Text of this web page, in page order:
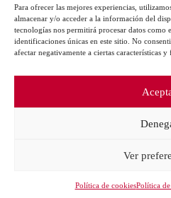
Para ofrecer las mejores experiencias,
almacenar y/o acceder a la información del
tecnologías nos permitirá procesar datos como
identificaciones únicas en este sitio. No
afectar negativamente a ciertas características y
Ver
Política de cookiesPolítica